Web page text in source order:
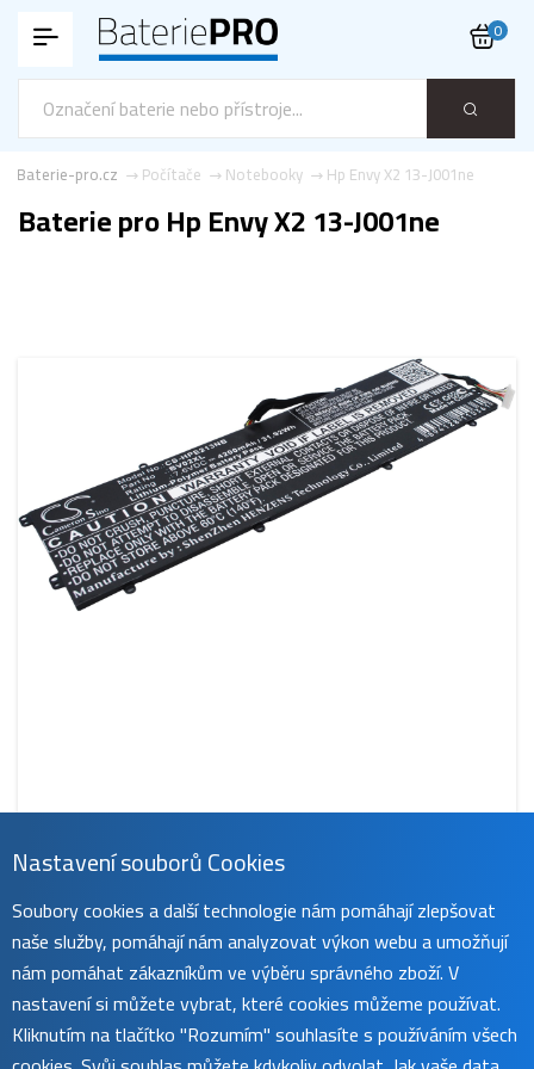
0
Hp Envy X2 13-J001ne
Notebooky
Počítače
Baterie-pro.cz
Baterie pro Hp Envy X2 13-J001ne
729 Kč
obvykle do 45 dnů koupit
Nastavení souborů Cookies
Soubory cookies a další technologie nám pomáhají zlepšovat
naše služby, pomáhají nám analyzovat výkon webu a umožňují
nám pomáhat zákazníkům ve výběru správného zboží. V
nastavení si můžete vybrat, které cookies můžeme používat.
Kliknutím na tlačítko "Rozumím" souhlasíte s používáním všech